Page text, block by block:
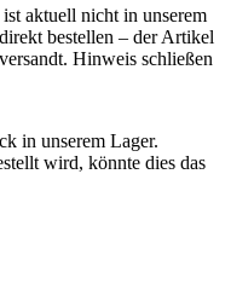
aktuell nicht in unserem
bestellen – der Artikel
Hinweis schließen
in unserem Lager.
wird, könnte dies das